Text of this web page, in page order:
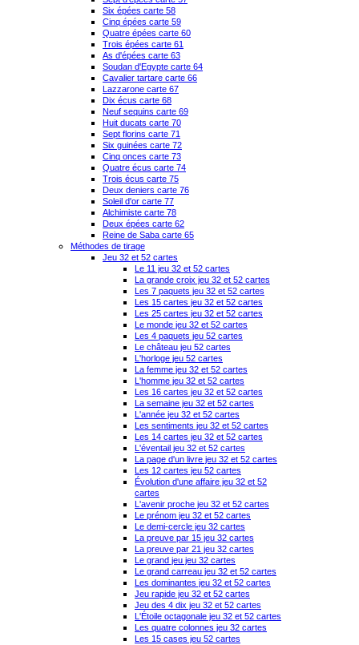
Six épées carte 58
Cinq épées carte 59
Quatre épées carte 60
Trois épées carte 61
As d'épées carte 63
Soudan d'Egypte carte 64
Cavalier tartare carte 66
Lazzarone carte 67
Dix écus carte 68
Neuf sequins carte 69
Huit ducats carte 70
Sept florins carte 71
Six guinées carte 72
Cinq onces carte 73
Quatre écus carte 74
Trois écus carte 75
Deux deniers carte 76
Soleil d'or carte 77
Alchimiste carte 78
Deux épées carte 62
Reine de Saba carte 65
Méthodes de tirage
Jeu 32 et 52 cartes
Le 11 jeu 32 et 52 cartes
La grande croix jeu 32 et 52 cartes
Les 7 paquets jeu 32 et 52 cartes
Les 15 cartes jeu 32 et 52 cartes
Les 25 cartes jeu 32 et 52 cartes
Le monde jeu 32 et 52 cartes
Les 4 paquets jeu 52 cartes
Le château jeu 52 cartes
L'horloge jeu 52 cartes
La femme jeu 32 et 52 cartes
L'homme jeu 32 et 52 cartes
Les 16 cartes jeu 32 et 52 cartes
La semaine jeu 32 et 52 cartes
L'année jeu 32 et 52 cartes
Les sentiments jeu 32 et 52 cartes
Les 14 cartes jeu 32 et 52 cartes
L'éventail jeu 32 et 52 cartes
La page d'un livre jeu 32 et 52 cartes
Les 12 cartes jeu 52 cartes
Évolution d'une affaire jeu 32 et 52
cartes
L'avenir proche jeu 32 et 52 cartes
Le prénom jeu 32 et 52 cartes
Le demi-cercle jeu 32 cartes
La preuve par 15 jeu 32 cartes
La preuve par 21 jeu 32 cartes
Le grand jeu jeu 32 cartes
Le grand carreau jeu 32 et 52 cartes
Les dominantes jeu 32 et 52 cartes
Jeu rapide jeu 32 et 52 cartes
Jeu des 4 dix jeu 32 et 52 cartes
L'Étoile octagonale jeu 32 et 52 cartes
Les quatre colonnes jeu 32 cartes
Les 15 cases jeu 52 cartes